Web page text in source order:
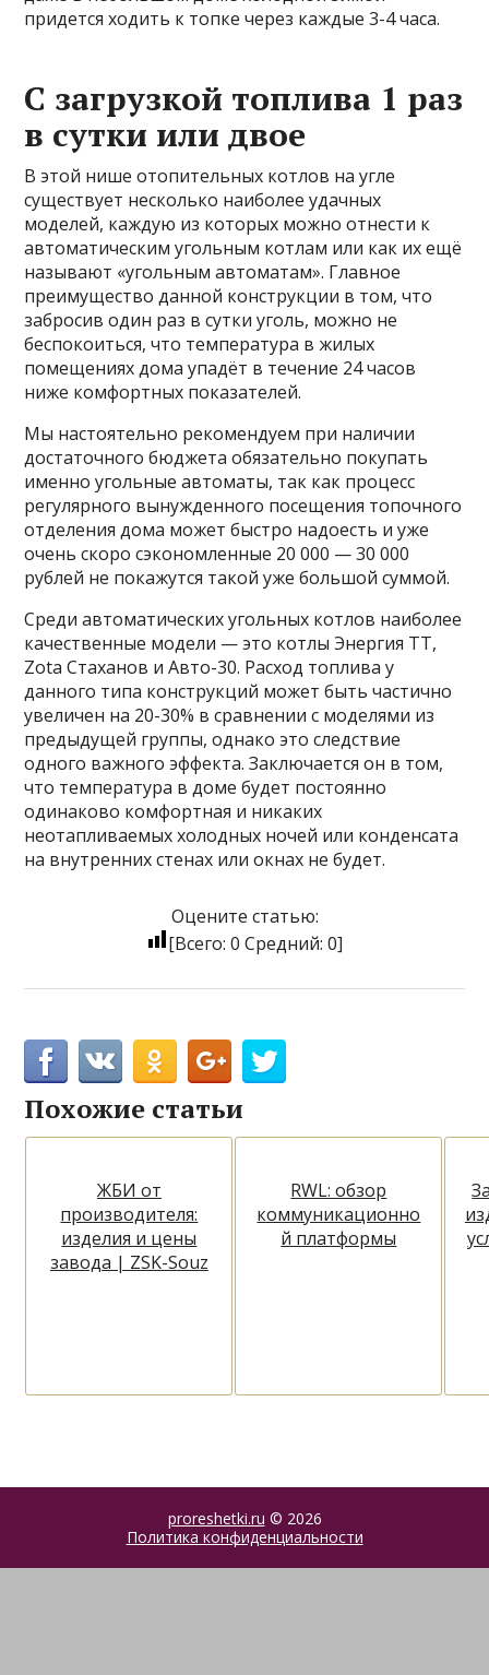
придется ходить к топке через каждые 3-4 часа.
С загрузкой топлива 1 раз
в сутки или двое
В этой нише отопительных котлов на угле
существует несколько наиболее удачных
моделей, каждую из которых можно отнести к
автоматическим угольным котлам или как их ещё
называют «угольным автоматам». Главное
преимущество данной конструкции в том, что
забросив один раз в сутки уголь, можно не
беспокоиться, что температура в жилых
помещениях дома упадёт в течение 24 часов
ниже комфортных показателей.
Мы настоятельно рекомендуем при наличии
достаточного бюджета обязательно покупать
именно угольные автоматы, так как процесс
регулярного вынужденного посещения топочного
отделения дома может быстро надоесть и уже
очень скоро сэкономленные 20 000 — 30 000
рублей не покажутся такой уже большой суммой.
Среди автоматических угольных котлов наиболее
качественные модели — это котлы Энергия ТТ,
Zota Стаханов и Авто-30. Расход топлива у
данного типа конструкций может быть частично
увеличен на 20-30% в сравнении с моделями из
предыдущей группы, однако это следствие
одного важного эффекта. Заключается он в том,
что температура в доме будет постоянно
одинаково комфортная и никаких
неотапливаемых холодных ночей или конденсата
на внутренних стенах или окнах не будет.
Оцените статью:
[Всего: 0 Средний: 0]
Похожие статьи
ЖБИ от
производителя:
изделия и цены
завода | ZSK-Souz
RWL: обзор
коммуникационно
й платформы
proreshetki.ru © 2026
Политика конфиденциальности